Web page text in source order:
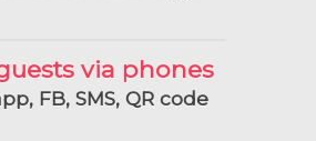
via phones
FB, SMS, QR code